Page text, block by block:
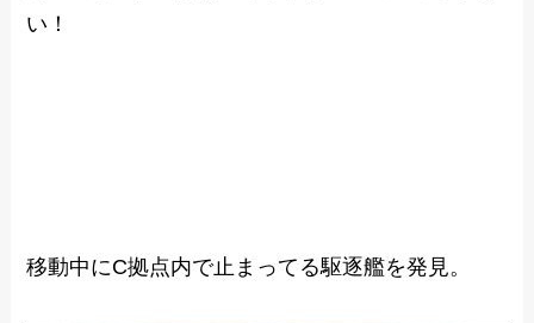
い！
移動中にC拠点内で止まってる駆逐艦を発見。